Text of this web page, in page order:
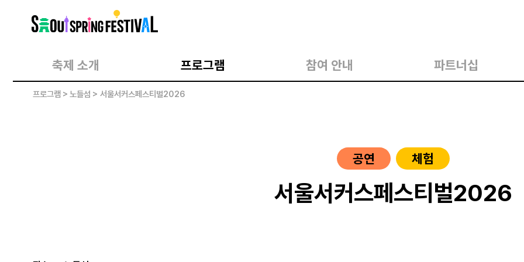
축제 소개 프로그램 참여 안내 파트너십
프로그램 > 노들섬 > 서울서커스페스티벌2026
공연 체험
서울서커스페스티벌2026